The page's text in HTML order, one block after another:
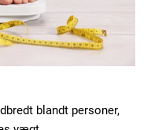
blandt personer,